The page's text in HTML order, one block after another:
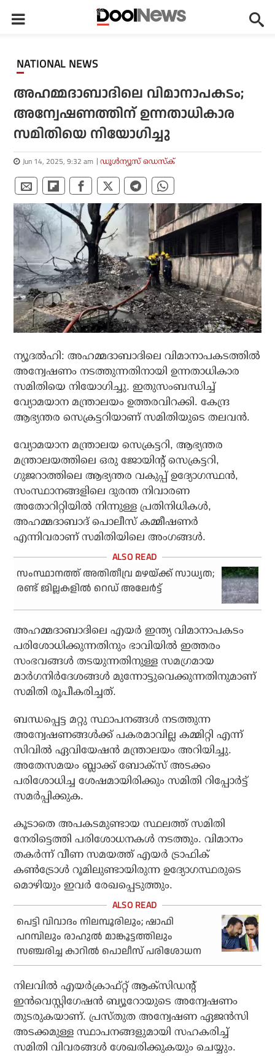
NATIONAL NEWS
അഹമ്മദാബാദിലെ വിമാനാപകടം;
അന്വേഷണത്തിന് ഉന്നതാധികാര
സമിതിയെ നിയോഗിച്ചു
Jun 14, 2025, 9:32 am ഡൂള്‍ന്യൂസ് ഡെസ്‌ക്
ന്യൂദല്‍ഹി: അഹമ്മദാബാദിലെ വിമാനാപകടത്തില്‍
അന്വേഷണം നടത്തുന്നതിനായി ഉന്നതാധികാര
സമിതിയെ നിയോഗിച്ചു. ഇതുസംബന്ധിച്ച്
വ്യോമയാന മന്ത്രാലയം ഉത്തരവിറക്കി. കേന്ദ്ര
ആഭ്യന്തര സെക്രട്ടറിയാണ് സമിതിയുടെ തലവന്‍.
വ്യോമയാന മന്ത്രാലയ സെക്രട്ടറി, ആഭ്യന്തര
മന്ത്രാലയത്തിലെ ഒരു ജോയിന്റ് സെക്രട്ടറി,
ഗുജറാത്തിലെ ആഭ്യന്തര വകുപ്പ് ഉദ്യോഗസ്ഥന്‍,
സംസ്ഥാനങ്ങളിലെ ദുരന്ത നിവാരണ
അതോറിറ്റിയില്‍ നിന്നുള്ള പ്രതിനിധികള്‍,
അഹമ്മദാബാദ് പൊലീസ് കമ്മീഷണര്‍
എന്നിവരാണ് സമിതിയിലെ അംഗങ്ങള്‍.
സംസ്ഥാനത്ത് അതിതീവ്ര മഴയ്ക്ക് സാധ്യത;
രണ്ട് ജില്ലകളില്‍ റെഡ് അലേര്‍ട്ട്
അഹമ്മദാബാദിലെ എയര്‍ ഇന്ത്യ വിമാനാപകടം
പരിശോധിക്കുന്നതിനും ഭാവിയില്‍ ഇത്തരം
സംഭവങ്ങള്‍ തടയുന്നതിനുള്ള സമഗ്രമായ
മാര്‍ഗനിര്‍ദേശങ്ങള്‍ മുന്നോട്ടുവെക്കുന്നതിനുമാണ്
സമിതി രൂപീകരിച്ചത്.
ബന്ധപ്പെട്ട മറ്റു സ്ഥാപനങ്ങള്‍ നടത്തുന്ന
അന്വേഷണങ്ങള്‍ക്ക് പകരമാവില്ല കമ്മിറ്റി എന്ന്
സിവില്‍ ഏവിയേഷന്‍ മന്ത്രാലയം അറിയിച്ചു.
അതേസമയം ബ്ലാക്ക് ബോക്‌സ് അടക്കം
പരിശോധിച്ച ശേഷമായിരിക്കും സമിതി റിപ്പോര്‍ട്ട്
സമര്‍പ്പിക്കുക.
കൂടാതെ അപകടമുണ്ടായ സ്ഥലത്ത് സമിതി
നേരിട്ടെത്തി പരിശോധനകള്‍ നടത്തും. വിമാനം
തകര്‍ന്ന് വീണ സമയത്ത് എയര്‍ ട്രാഫിക്
കണ്‍ട്രോള്‍ റൂമിലുണ്ടായിരുന്ന ഉദ്യോഗസ്ഥരുടെ
മൊഴിയും ഇവര്‍ രേഖപ്പെടുത്തും.
പെട്ടി വിവാദം നിലമ്പൂരിലും; ഷാഫി
പറമ്പിലും രാഹുല്‍ മാങ്കൂട്ടത്തിലും
സഞ്ചരിച്ച കാറില്‍ പൊലീസ് പരിശോധന
നിലവില്‍ എയര്‍ക്രാഫ്റ്റ് ആക്സിഡന്റ്
ഇന്‍വെസ്റ്റിഗേഷന്‍ ബ്യൂറോയുടെ അന്വേഷണം
തുടരുകയാണ്. പ്രസ്തുത അന്വേഷണ ഏജന്‍സി
അടക്കമുള്ള സ്ഥാപനങ്ങളുമായി സഹകരിച്ച്
സമിതി വിവരങ്ങള്‍ ശേഖരിക്കുകയും ചെയ്യും.